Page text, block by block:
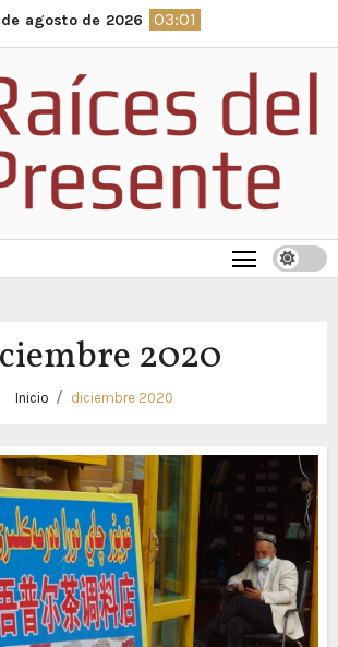
agosto de 2026 03:01
2020
Inicio diciembre 2020